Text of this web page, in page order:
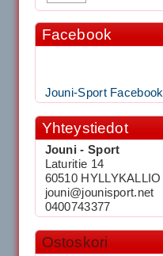
Facebook
Jouni-Sport Facebook
Yhteystiedot
Jouni - Sport
Laturitie 14
60510 HYLLYKALLIO
jouni@jounisport.net
0400743377
Ostoskori